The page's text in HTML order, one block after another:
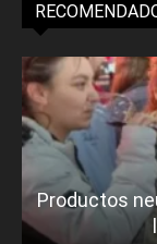
Productos